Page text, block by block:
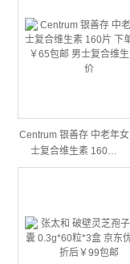
Centrum 银善存 中老年女
士复合维生素 160…